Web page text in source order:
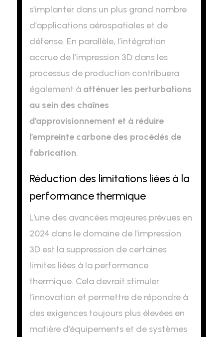
s’implanter dans un plus grand nombre
d’applications aérospatiales et de
défense. En parallèle, l’intégration
accrue de l’impression 3D dans les
processus de production contribuera
également à atténuer les perturbations
au sein des chaînes
d’approvisionnement et à réduire
l’empreinte carbone des procédés de
fabrication.
Réduction des limitations liées à la
performance thermique
L’une des avancées majeures prévues en
2024 dans le domaine de l’impression
3D est la suppression de certaines
limites liées à la performance
thermique. Cela devrait stimuler
l’innovation et permettre de répondre à
des exigences toujours plus élevées en
matière d’équipements et de systèmes